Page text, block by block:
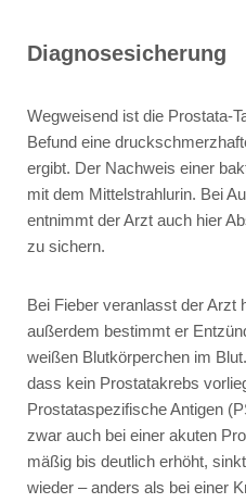
Diagnosesicherung
Wegweisend ist die Prostata-
Befund eine
ergibt. Der Nachweis einer
mit dem Mittelstrahlurin. Bei
entnimmt der Arzt auch hier
zu sichern.
Bei Fieber veranlasst der Arzt
außerdem bestimmt er
weißen Blutkörperchen im
dass kein Prostatakrebs
Prostataspezifische Antigen
zwar auch bei einer akuten
mäßig bis deutlich erhöht,
wieder – anders als bei einer